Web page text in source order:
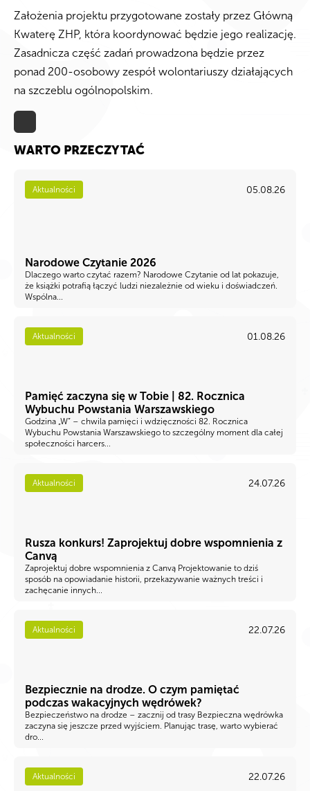
Założenia projektu przygotowane zostały przez Główną
Kwaterę ZHP, która koordynować będzie jego realizację.
Zasadnicza część zadań prowadzona będzie przez
ponad 200-osobowy zespół wolontariuszy działających
na szczeblu ogólnopolskim.
WARTO PRZECZYTAĆ
Aktualności 05.08.26
Narodowe Czytanie 2026
Dlaczego warto czytać razem? Narodowe Czytanie od lat pokazuje,
że książki potrafią łączyć ludzi niezależnie od wieku i doświadczeń.
Wspólna...
Aktualności 01.08.26
Pamięć zaczyna się w Tobie | 82. Rocznica
Wybuchu Powstania Warszawskiego
Godzina „W” – chwila pamięci i wdzięczności 82. Rocznica
Wybuchu Powstania Warszawskiego to szczególny moment dla całej
społeczności harcers...
Aktualności 24.07.26
Rusza konkurs! Zaprojektuj dobre wspomnienia z
Canvą
Zaprojektuj dobre wspomnienia z Canvą Projektowanie to dziś
sposób na opowiadanie historii, przekazywanie ważnych treści i
zachęcanie innych...
Aktualności 22.07.26
Bezpiecznie na drodze. O czym pamiętać
podczas wakacyjnych wędrówek?
Bezpieczeństwo na drodze – zacznij od trasy Bezpieczna wędrówka
zaczyna się jeszcze przed wyjściem. Planując trasę, warto wybierać
dro...
Aktualności 22.07.26